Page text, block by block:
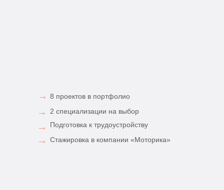
→ 8 проектов в портфолио
→ Стажировка в компании «Моторика»
→
→
2 специализации на выбор
Подготовка к трудоустройству